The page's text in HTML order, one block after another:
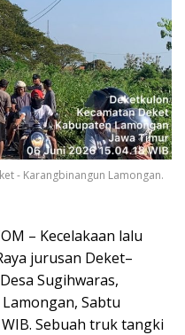
- Karangbinangun Lamongan.
– Kecelakaan lalu
jurusan Deket–
Sugihwaras,
Sabtu
Sebuah truk tangki